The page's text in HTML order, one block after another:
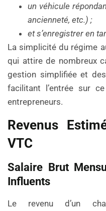
un véhicule
ancienneté, etc.) ;
et s’enregistrer en
La simplicité du régime
qui attire de nombreux
gestion simplifiée et
facilitant l’entrée sur
entrepreneurs.
Revenus
VTC
Salaire Brut
Influents
Le revenu d’un